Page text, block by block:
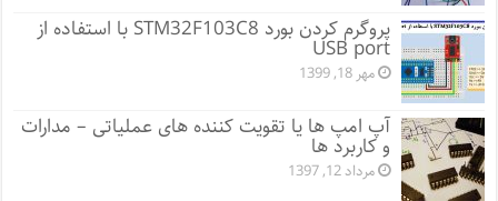
پروگرم کردن بورد STM32F103C8 با استفاده از
USB port
مهر 18, 1399
آپ امپ ها یا تقویت کننده های عملیاتی – مدارات
و کاربرد ها
مرداد 12, 1397